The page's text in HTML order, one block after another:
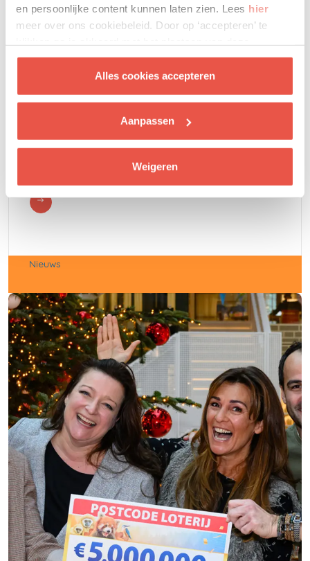
en persoonlijke content kunnen laten zien. Lees hier
meer over ons cookiebeleid. Door op ‘accepteren’ te
cookies.
Alles cookies accepteren
Aanpassen
Weigeren
28 dec. 2023
Moeder Wendy: ‘Het is zwaar om als ouder de
Nieuws